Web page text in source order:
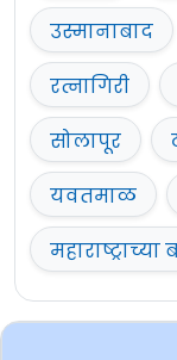
उस्मानाबाद
रत्नागिरी
सोलापूर
यवतमाळ
महाराष्ट्राच्या